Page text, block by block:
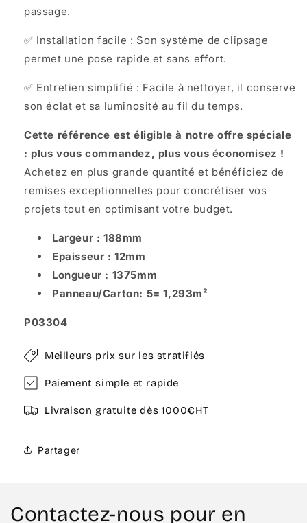
passage.
✅ Installation facile : Son système de clipsage
permet une pose rapide et sans effort.
✅ Entretien simplifié : Facile à nettoyer, il conserve
son éclat et sa luminosité au fil du temps.
Cette référence est éligible à notre offre spéciale
: plus vous commandez, plus vous économisez !
Achetez en plus grande quantité et bénéficiez de
remises exceptionnelles pour concrétiser vos
projets tout en optimisant votre budget.
Largeur : 188mm
Epaisseur : 12mm
Longueur : 1375mm
Panneau/Carton: 5= 1,293m²
P03304
Meilleurs prix sur les stratifiés
Paiement simple et rapide
Livraison gratuite dès 1000€HT
Partager
Contactez-nous pour en